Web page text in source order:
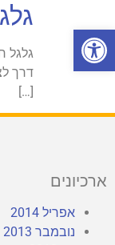
פתח סרגל
גלגל
דרך
[…]
ארכיונים
אפריל 2014
נובמבר 2013